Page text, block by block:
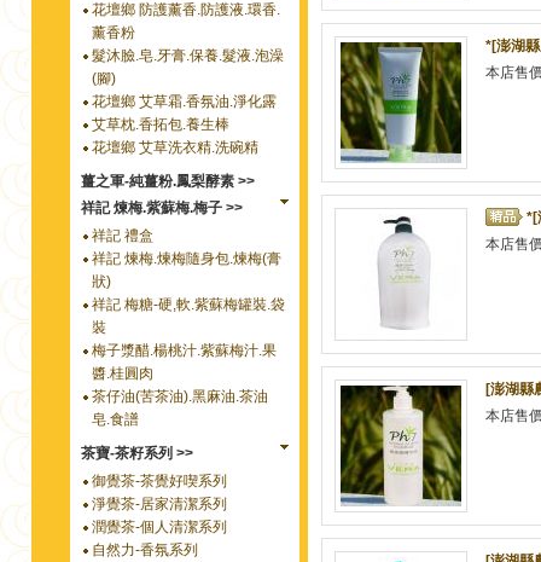
花壇鄉 防護薰香.防護液.環香.
薰香粉
髮沐臉.皂.牙膏.保養.髮液.泡澡
(腳)
花壇鄉 艾草霜.香氛油.淨化露
艾草枕.香拓包.養生棒
花壇鄉 艾草洗衣精.洗碗精
薑之軍-純薑粉.鳳梨酵素 >>
祥記 煉梅.紫蘇梅.梅子 >>
祥記 禮盒
祥記 煉梅.煉梅隨身包.煉梅(膏
狀)
祥記 梅糖-硬,軟.紫蘇梅罐裝.袋
裝
梅子漿醋.楊桃汁.紫蘇梅汁.果
醬.桂圓肉
茶仔油(苦茶油).黑麻油.茶油
皂.食譜
茶寶-茶籽系列 >>
御覺茶-茶覺好喫系列
淨覺茶-居家清潔系列
潤覺茶-個人清潔系列
自然力-香氛系列
*[澎湖
本店售
*[
本店售
[澎湖縣
本店售